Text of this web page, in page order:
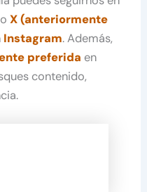
X (anteriormente
Instagram. Además,
preferida en
contenido,